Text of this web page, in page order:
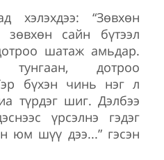
хэлэхдээ: “Зөвхөн
зөвхөн сайн бүтээл
шатаж амьдар.
дотроо
бүхэн чинь нэг л
түрдэг шиг. Дэлбээ
үрсэлнэ гэдэг
юм шүү дээ...” гэсэн